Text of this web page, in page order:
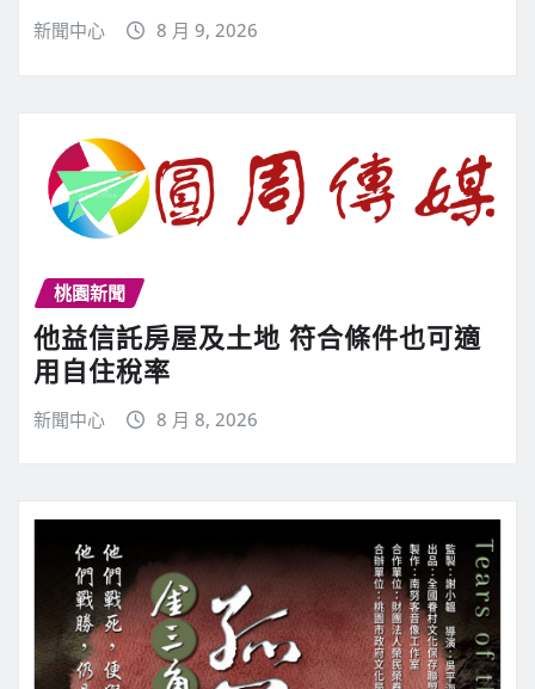
新聞中心 8 月 9, 2026
桃園新聞
他益信託房屋及土地 符合條件也可適
用自住稅率
新聞中心 8 月 8, 2026